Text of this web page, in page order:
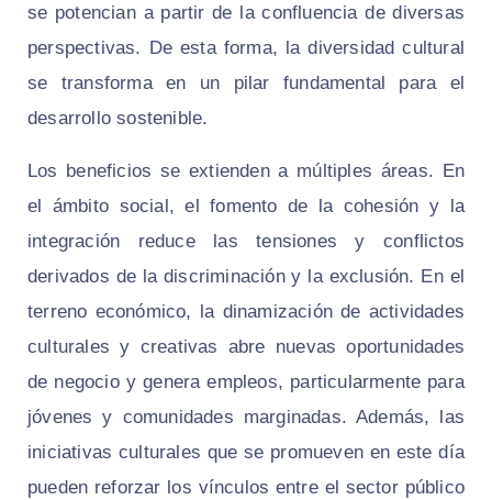
se potencian a partir de la confluencia de diversas
perspectivas. De esta forma, la diversidad cultural
se transforma en un pilar fundamental para el
desarrollo sostenible.
Los beneficios se extienden a múltiples áreas. En
el ámbito social, el fomento de la cohesión y la
integración reduce las tensiones y conflictos
derivados de la discriminación y la exclusión. En el
terreno económico, la dinamización de actividades
culturales y creativas abre nuevas oportunidades
de negocio y genera empleos, particularmente para
jóvenes y comunidades marginadas. Además, las
iniciativas culturales que se promueven en este día
pueden reforzar los vínculos entre el sector público